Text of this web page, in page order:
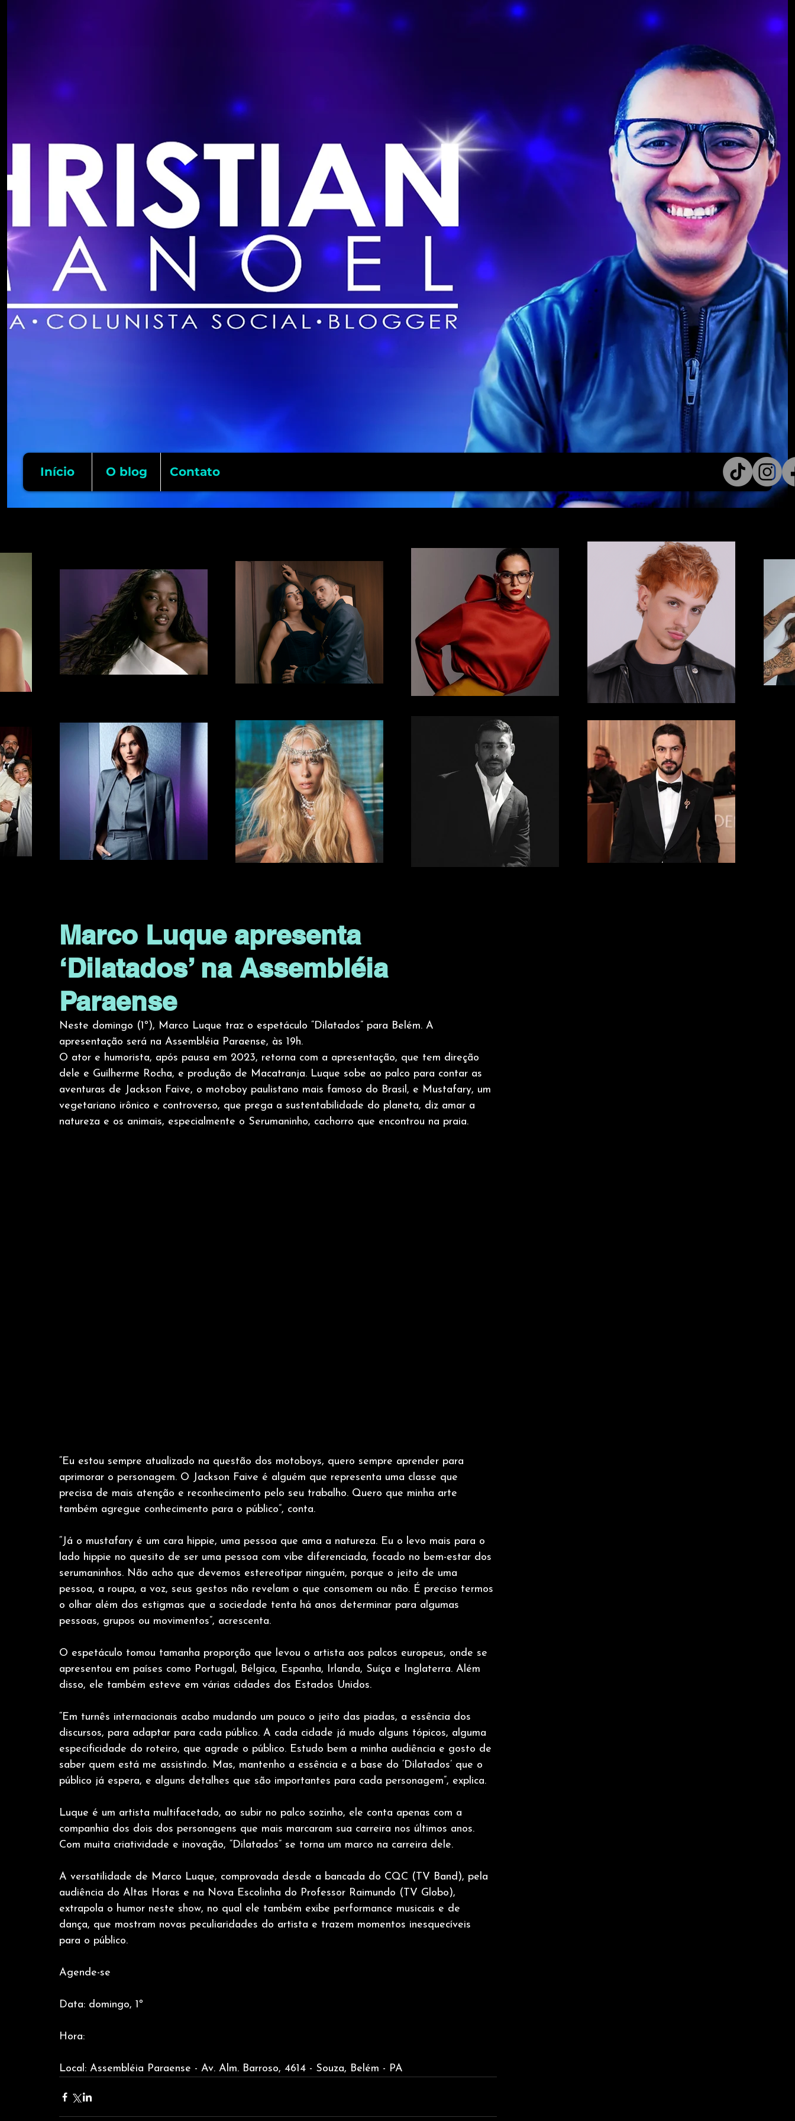
Início O blog Contato
Marco Luque apresenta
‘Dilatados’ na Assembléia
Paraense
Neste domingo (1º), Marco Luque traz o espetáculo “Dilatados” para Belém. A
apresentação será na Assembléia Paraense, às 19h.
O ator e humorista, após pausa em 2023, retorna com a apresentação, que tem direção
dele e Guilherme Rocha, e produção de Macatranja. Luque sobe ao palco para contar as
aventuras de Jackson Faive, o motoboy paulistano mais famoso do Brasil, e Mustafary, um
vegetariano irônico e controverso, que prega a sustentabilidade do planeta, diz amar a
natureza e os animais, especialmente o Serumaninho, cachorro que encontrou na praia.
“Eu estou sempre atualizado na questão dos motoboys, quero sempre aprender para
aprimorar o personagem. O Jackson Faive é alguém que representa uma classe que
precisa de mais atenção e reconhecimento pelo seu trabalho. Quero que minha arte
também agregue conhecimento para o público”, conta.
“Já o mustafary é um cara hippie, uma pessoa que ama a natureza. Eu o levo mais para o
lado hippie no quesito de ser uma pessoa com vibe diferenciada, focado no bem-estar dos
serumaninhos. Não acho que devemos estereotipar ninguém, porque o jeito de uma
pessoa, a roupa, a voz, seus gestos não revelam o que consomem ou não. É preciso termos
o olhar além dos estigmas que a sociedade tenta há anos determinar para algumas
pessoas, grupos ou movimentos”, acrescenta.
O espetáculo tomou tamanha proporção que levou o artista aos palcos europeus, onde se
apresentou em países como Portugal, Bélgica, Espanha, Irlanda, Suíça e Inglaterra. Além
disso, ele também esteve em várias cidades dos Estados Unidos.
“Em turnês internacionais acabo mudando um pouco o jeito das piadas, a essência dos
discursos, para adaptar para cada público. A cada cidade já mudo alguns tópicos, alguma
especificidade do roteiro, que agrade o público. Estudo bem a minha audiência e gosto de
saber quem está me assistindo. Mas, mantenho a essência e a base do ‘Dilatados’ que o
público já espera, e alguns detalhes que são importantes para cada personagem”, explica.
Luque é um artista multifacetado, ao subir no palco sozinho, ele conta apenas com a
companhia dos dois dos personagens que mais marcaram sua carreira nos últimos anos.
Com muita criatividade e inovação, “Dilatados” se torna um marco na carreira dele.
A versatilidade de Marco Luque, comprovada desde a bancada do CQC (TV Band), pela
audiência do Altas Horas e na Nova Escolinha do Professor Raimundo (TV Globo),
extrapola o humor neste show, no qual ele também exibe performance musicais e de
dança, que mostram novas peculiaridades do artista e trazem momentos inesquecíveis
para o público.
Agende-se
Data: domingo, 1º
Hora:
Local: Assembléia Paraense - Av. Alm. Barroso, 4614 - Souza, Belém - PA